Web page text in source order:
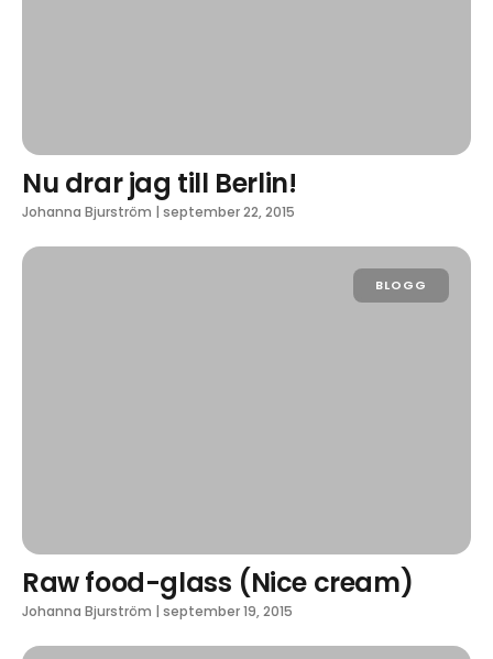
Nu drar jag till Berlin!
Johanna Bjurström | september 22, 2015
BLOGG
Raw food-glass (Nice cream)
Johanna Bjurström | september 19, 2015